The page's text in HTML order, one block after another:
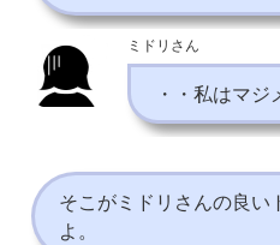
ミドリさん
・・私はマ
そこがミドリさんの良い
よ。